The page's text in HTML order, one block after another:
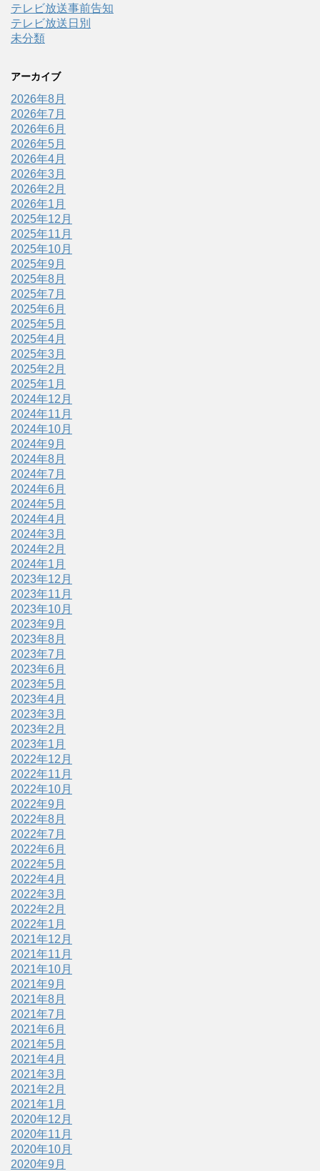
テレビ放送事前告知
テレビ放送日別
未分類
アーカイブ
2026年8月
2026年7月
2026年6月
2026年5月
2026年4月
2026年3月
2026年2月
2026年1月
2025年12月
2025年11月
2025年10月
2025年9月
2025年8月
2025年7月
2025年6月
2025年5月
2025年4月
2025年3月
2025年2月
2025年1月
2024年12月
2024年11月
2024年10月
2024年9月
2024年8月
2024年7月
2024年6月
2024年5月
2024年4月
2024年3月
2024年2月
2024年1月
2023年12月
2023年11月
2023年10月
2023年9月
2023年8月
2023年7月
2023年6月
2023年5月
2023年4月
2023年3月
2023年2月
2023年1月
2022年12月
2022年11月
2022年10月
2022年9月
2022年8月
2022年7月
2022年6月
2022年5月
2022年4月
2022年3月
2022年2月
2022年1月
2021年12月
2021年11月
2021年10月
2021年9月
2021年8月
2021年7月
2021年6月
2021年5月
2021年4月
2021年3月
2021年2月
2021年1月
2020年12月
2020年11月
2020年10月
2020年9月